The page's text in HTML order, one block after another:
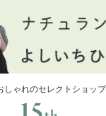
しゃれのセレクトショップ